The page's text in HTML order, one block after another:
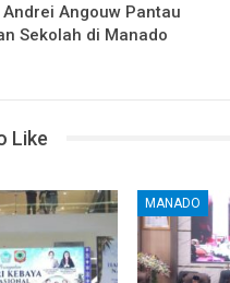
Angouw Pantau
Sekolah di Manado
Like
MANADO